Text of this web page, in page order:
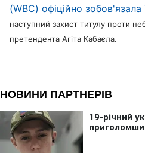
(WBC) офіційно зобов'язала
наступний захист титулу проти
претендента Агіта Кабаєла.